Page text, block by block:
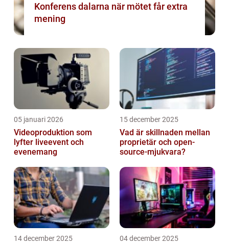
Konferens dalarna när mötet får extra
mening
05 januari 2026
Videoproduktion som
lyfter liveevent och
evenemang
15 december 2025
Vad är skillnaden mellan
proprietär och open-
source-mjukvara?
14 december 2025 04 december 2025